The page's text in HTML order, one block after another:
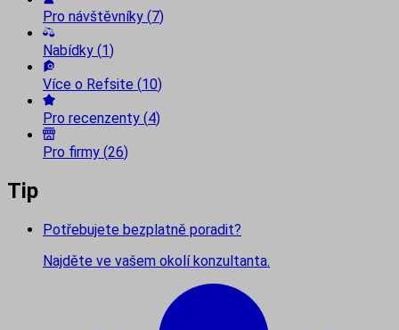
Pro návštěvníky (7)
Nabídky (1)
Více o Refsite (10)
Pro recenzenty (4)
Pro firmy (26)
Tip
Potřebujete bezplatně poradit?
Najděte ve vašem okolí konzultanta.